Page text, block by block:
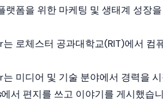
랫폼을 위한 마케팅 및 생태계 성장
는 로체스터 공과대학교(RIT)에서 컴
는 미디어 및 기술 분야에서 경력을
에서 편지를 쓰고 이야기를 게시했습